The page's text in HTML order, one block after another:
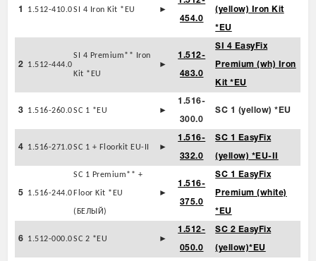
1 1.512-410.0SI 4 Iron Kit *EU ►
454.0
(yellow) Iron Kit
*EU
2 1.512-444.0
SI 4 Premium** Iron
Kit *EU
►
1.512-
483.0
SI 4 EasyFix
Premium (wh) Iron
Kit *EU
3 1.516-260.0SC 1 *EU ►
1.516-
300.0
SC 1 (yellow) *EU
4 1.516-271.0SC 1 + Floorkit EU-II ►
1.516-
332.0
SC 1 EasyFix
(yellow) *EU-II
5 1.516-244.0
SC 1 Premium** +
Floor Kit *EU
(БЕЛЫЙ)
►
1.516-
375.0
SC 1 EasyFix
Premium (white)
*EU
6 1.512-000.0SC 2 *EU ►
1.512-
050.0
SC 2 EasyFix
(yellow)*EU